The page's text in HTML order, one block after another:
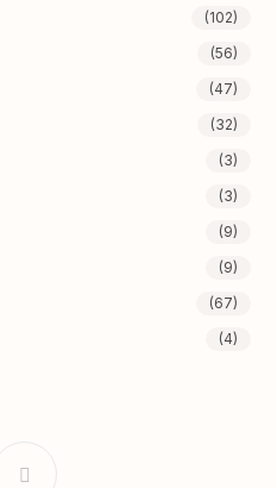
(102)
(56)
(47)
(32)
(3)
(3)
(9)
(9)
(67)
(4)